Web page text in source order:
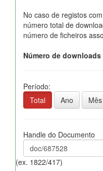
No caso de registos
número total de
número de ficheiros
Número de
Período:
Total
Ano Mês
Handle do Documento
(ex. 1822/417)